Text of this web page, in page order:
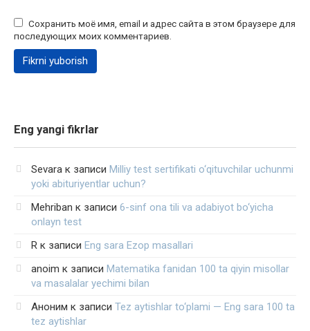
Сохранить моё имя, email и адрес сайта в этом браузере для
последующих моих комментариев.
Eng yangi fikrlar
Sevara к записи Milliy test sertifikati o‘qituvchilar uchunmi
yoki abituriyentlar uchun?
Mehriban к записи 6-sinf ona tili va adabiyot bo‘yicha
onlayn test
R к записи Eng sara Ezop masallari
anoim к записи Matematika fanidan 100 ta qiyin misollar
va masalalar yechimi bilan
Аноним к записи Tez aytishlar to‘plami — Eng sara 100 ta
tez aytishlar